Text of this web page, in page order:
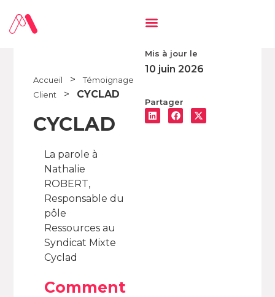
Accueil >
Témoignage
Client
> CYCLAD
CYCLAD
La parole à
Nathalie
ROBERT,
Responsable du
pôle
Ressources au
Syndicat Mixte
Cyclad
Comment
Mis à jour le
10 juin 2026
Partager